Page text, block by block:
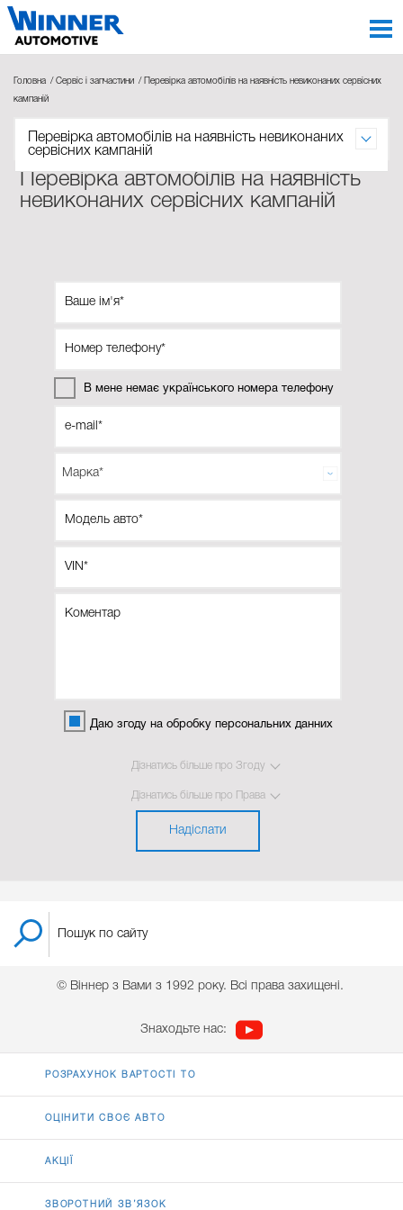
Головна Сервіс і запчастини Перевірка автомобілів на наявність невиконаних сервісних
кампаній
Перевірка автомобілів на наявність невиконаних
сервісних кампаній
Перевірка автомобілів на наявність
невиконаних сервісних кампаній
В мене немає українського номера телефону
Даю згоду на обробку персональних данних
Дізнатись більше про Згоду
Дізнатись більше про Права
Надіслати
© Віннер з Вами з 1992 року. Всі права захищені.
Знаходьте нас:
РОЗРАХУНОК ВАРТОСТІ ТО
ОЦІНИТИ СВОЄ АВТО
АКЦІЇ
ЗВОРОТНИЙ ЗВ’ЯЗОК